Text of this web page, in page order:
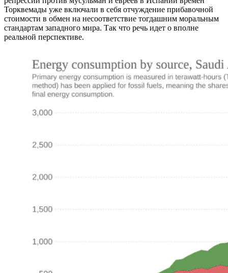
Торквемады уже включали в себя отчуждение прибавочной
стоимости в обмен на несоответствие тогдашним моральным
стандартам западного мира. Так что речь идет о вполне
реальной перспективе.